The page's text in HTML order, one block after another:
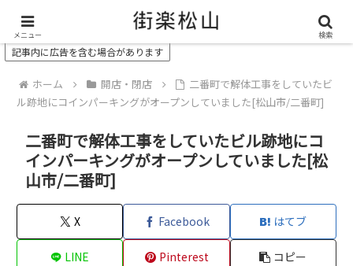
＼ 松山の街を“オモシロク”する地域情報メディア ／
記事内に広告を含む場合があります
ホーム 開店・閉店
二番町で解体工事をしていたビ
ル跡地にコインパーキングがオープンしていました[松山市/二番町]
二番町で解体工事をしていたビル跡地にコ
インパーキングがオープンしていました[松
山市/二番町]
X Facebook はてブ
LINE Pinterest コピー
メニュー 検索